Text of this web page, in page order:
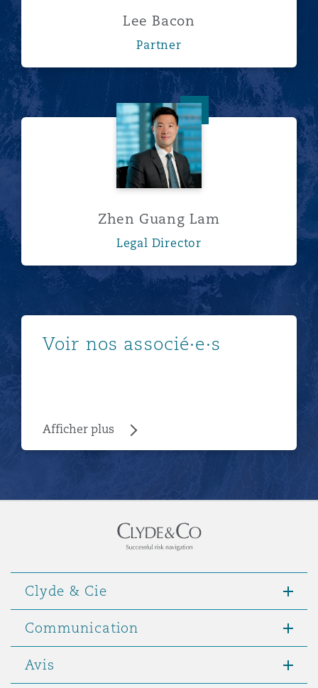
Lee Bacon
Partner
Zhen Guang Lam
Zhen Guang Lam
Legal Director
Voir nos associé·e·s
Afficher plus
Clyde & Cie
Communication
Avis